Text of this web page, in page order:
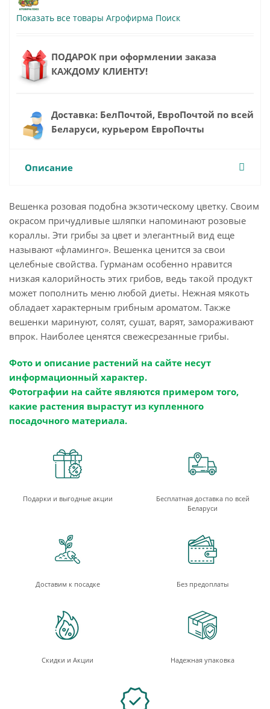
Показать все товары Агрофирма Поиск
ПОДАРОК при оформлении заказа
КАЖДОМУ КЛИЕНТУ!
Доставка: БелПочтой, ЕвроПочтой по всей
Беларуси, курьером ЕвроПочты
Описание
Вешенка розовая подобна экзотическому цветку. Своим
окрасом причудливые шляпки напоминают розовые
кораллы. Эти грибы за цвет и элегантный вид еще
называют «фламинго». Вешенка ценится за свои
целебные свойства. Гурманам особенно нравится
низкая калорийность этих грибов, ведь такой продукт
может пополнить меню любой диеты. Нежная мякоть
обладает характерным грибным ароматом. Также
вешенки маринуют, солят, сушат, варят, замораживают
впрок. Наиболее ценятся свежесрезанные грибы.
Фото и описание растений на сайте несут
информационный характер.
Фотографии на сайте являются примером того,
какие растения вырастут из купленного
посадочного материала.
Подарки и выгодные акции
Бесплатная доставка по всей
Беларуси
Доставим к посадке Без предоплаты
Скидки и Акции Надежная упаковка